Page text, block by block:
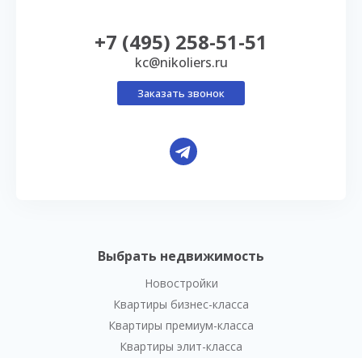
Выбрать недвижимость
Новостройки
Квартиры бизнес-класса
Квартиры премиум-класса
Квартиры элит-класса
+7 (495) 258-51-51
kc@nikoliers.ru
Заказать звонок